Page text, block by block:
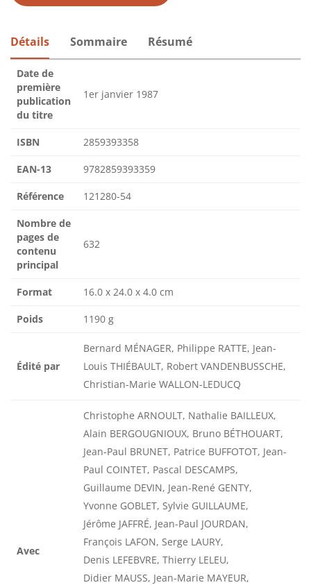
Détails Sommaire Résumé
Date de
première
publication
du titre
1er janvier 1987
ISBN 2859393358
EAN-13 9782859393359
Référence 121280-54
Nombre de
pages de
contenu
principal
632
Format 16.0 x 24.0 x 4.0 cm
Poids 1190 g
Édité par
Bernard MÉNAGER, Philippe RATTE, Jean-
Louis THIÉBAULT, Robert VANDENBUSSCHE,
Christian-Marie WALLON-LEDUCQ
Avec
Christophe ARNOULT, Nathalie BAILLEUX,
Alain BERGOUGNIOUX, Bruno BÉTHOUART,
Jean-Paul BRUNET, Patrice BUFFOTOT, Jean-
Paul COINTET, Pascal DESCAMPS,
Guillaume DEVIN, Jean-René GENTY,
Yvonne GOBLET, Sylvie GUILLAUME,
Jérôme JAFFRÉ, Jean-Paul JOURDAN,
François LAFON, Serge LAURY,
Denis LEFEBVRE, Thierry LELEU,
Didier MAUSS, Jean-Marie MAYEUR,